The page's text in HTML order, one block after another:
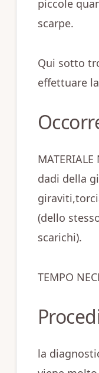
piccole
scarpe.
Qui sotto
effettuare
dadi della
(dello
scarichi).
TEMPO
la